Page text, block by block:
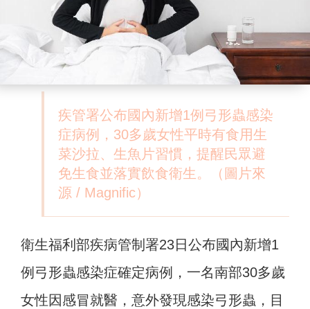
疾管署公布國內新增1例弓形蟲感染
症病例，30多歲女性平時有食用生
菜沙拉、生魚片習慣，提醒民眾避
免生食並落實飲食衛生。（圖片來
源 / Magnific）
衛生福利部疾病管制署23日公布國內新增1
例弓形蟲感染症確定病例，一名南部30多歲
女性因感冒就醫，意外發現感染弓形蟲，目